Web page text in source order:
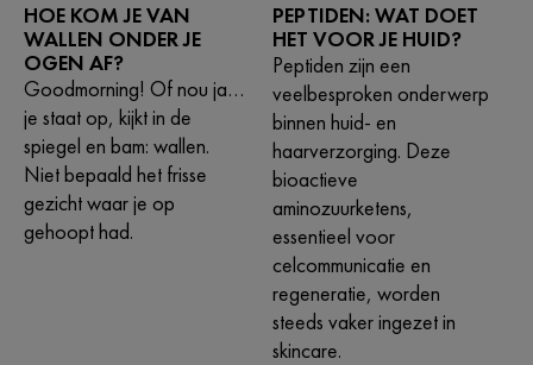
HOE KOM JE VAN
WALLEN ONDER JE
OGEN AF?
Goodmorning! Of nou ja…
je staat op, kijkt in de
spiegel en bam: wallen.
Niet bepaald het frisse
gezicht waar je op
gehoopt had.
PEPTIDEN: WAT DOET
HET VOOR JE HUID?
Peptiden zijn een
veelbesproken onderwerp
binnen huid- en
haarverzorging. Deze
bioactieve
aminozuurketens,
essentieel voor
celcommunicatie en
regeneratie, worden
steeds vaker ingezet in
skincare.